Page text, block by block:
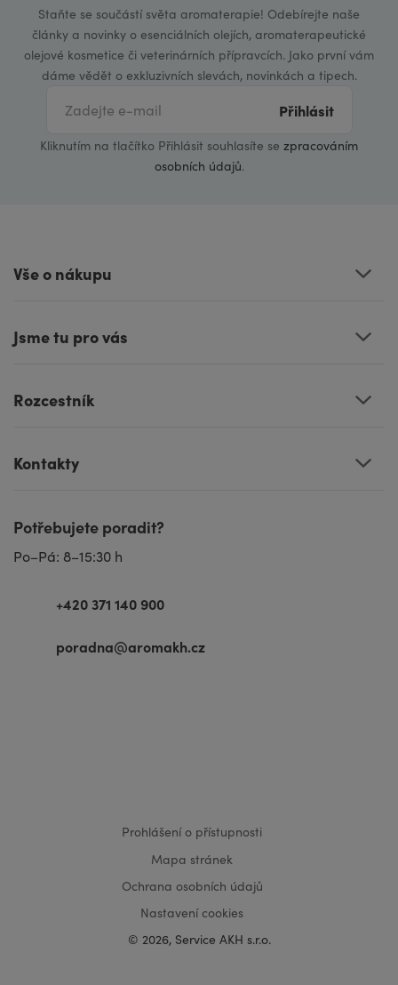
Staňte se součástí světa aromaterapie! Odebírejte naše
články a novinky o esenciálních olejích, aromaterapeutické
olejové kosmetice či veterinárních přípravcích. Jako první vám
dáme vědět o exkluzivních slevách, novinkách a tipech.
Přihlásit
Kliknutím na tlačítko Přihlásit souhlasíte se zpracováním
osobních údajů.
Vše o nákupu
Jsme tu pro vás
Rozcestník
Kontakty
Potřebujete poradit?
Po–Pá: 8–15:30 h
+420 371 140 900
poradna@aromakh.cz
Prohlášení o přístupnosti
Mapa stránek
Ochrana osobních údajů
Nastavení cookies
© 2026, Service AKH s.r.o.